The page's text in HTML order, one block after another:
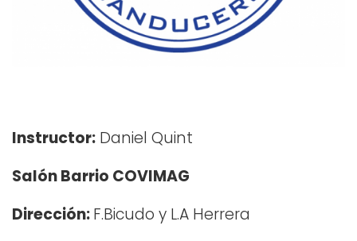
Instructor: Daniel Quint
Salón Barrio COVIMAG
Dirección:F.Bicudo y L.A Herrera